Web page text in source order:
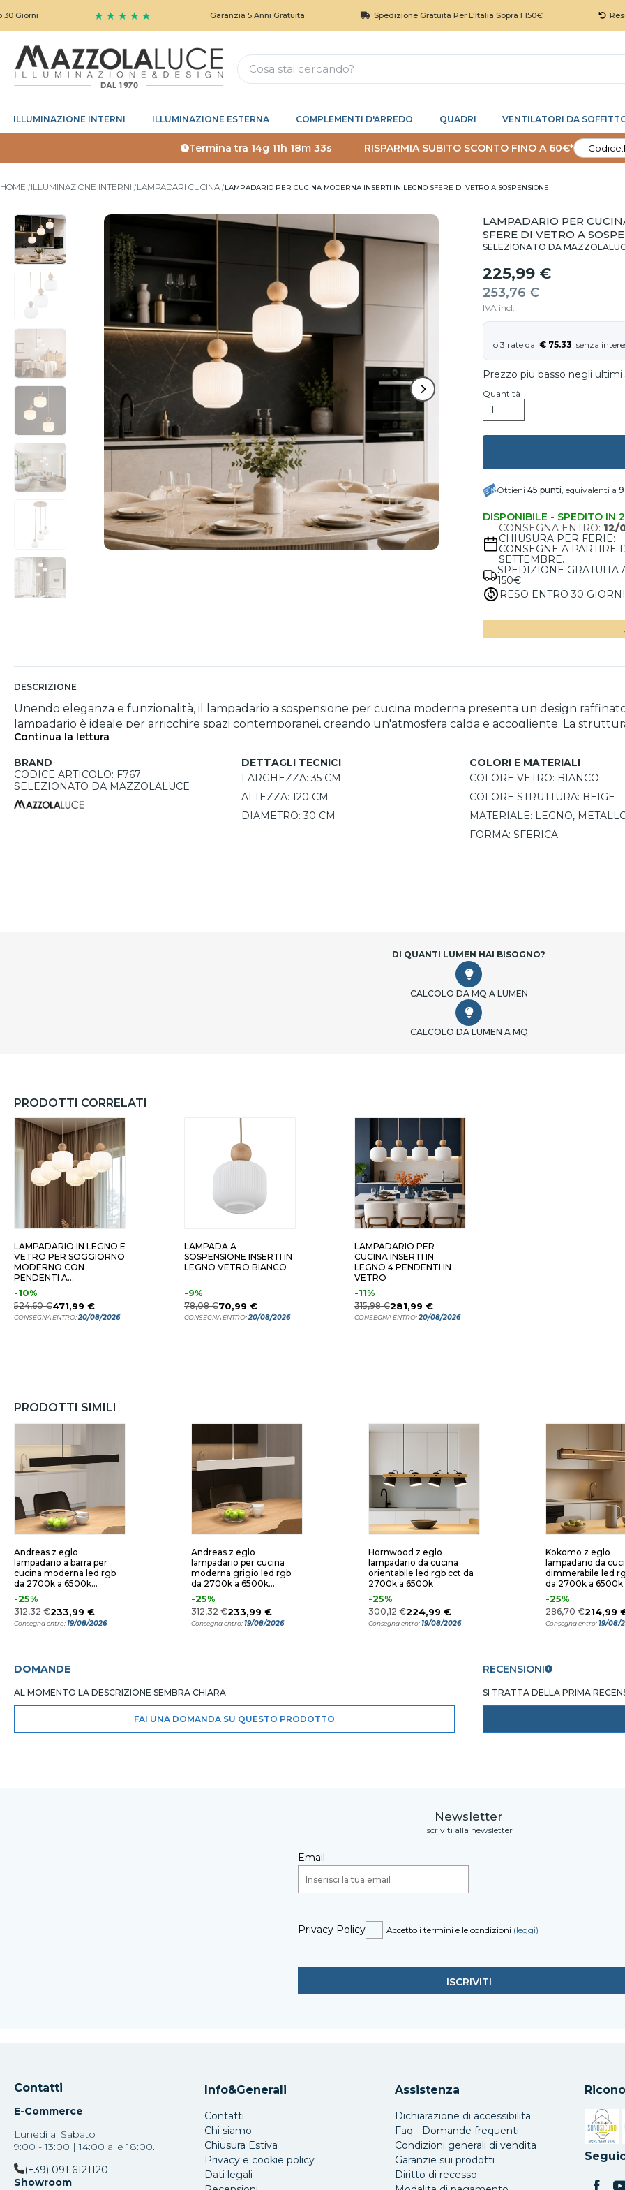
★ ★ ★ ★ ★ Garanzia 5 Anni Gratuita Spedizione Gratuita Per L'Italia Sopra I 150€ Reso 30 Giorni
ILLUMINAZIONE INTERNI ILLUMINAZIONE ESTERNA COMPLEMENTI D'ARREDO QUADRI VENTILATORI DA
Termina tra 14g 11h 18m 32s RISPARMIA SUBITO SCONTO FINO A 60€* Codice:
HOME ILLUMINAZIONE INTERNI LAMPADARI CUCINA LAMPADARIO PER CUCINA MODERNA INSERTI IN LEGNO SFERE DI VETRO A SOSPENSIONE
LAMPADARIO PER
SFERE DI VETRO A
SELEZIONATO DA
225,99 €
253,76 €
IVA incl.
€ 75.33
Prezzo piu basso negli
Quantità
Ottieni 45 punti, equivalenti a
DISPONIBILE - SPEDITO IN
CONSEGNA ENTRO: 12/
CHIUSURA PER FERIE:
CONSEGNE A PARTIRE
SETTEMBRE.
SPEDIZIONE GRATUITA
150€
RESO ENTRO 30 GIORNI
DESCRIZIONE
Unendo eleganza e funzionalità, il lampadario a sospensione per cucina moderna presenta un design
lampadario è ideale per arricchire spazi contemporanei, creando un'atmosfera calda e accogliente. La
metallo, e offre la versatilità di essere dimmerabile, a seconda delle lampadine utilizzate. Con tre sorgenti di
seconda delle necessità. Perfetto per cucine, sale da pranzo o aree living, questo lampadario è un elemento
Continua la lettura
BRAND
CODICE ARTICOLO: F767
SELEZIONATO DA MAZZOLALUCE
DETTAGLI TECNICI
LARGHEZZA: 35 CM
ALTEZZA: 120 CM
DIAMETRO: 30 CM
COLORI E MATERIALI
COLORE VETRO: BIANCO
COLORE STRUTTURA: BEIGE
MATERIALE: LEGNO,
FORMA: SFERICA
DI QUANTI LUMEN HAI BISOGNO?
CALCOLO DA MQ A LUMEN
CALCOLO DA LUMEN A MQ
PRODOTTI CORRELATI
LAMPADARIO IN LEGNO E
VETRO PER SOGGIORNO
MODERNO CON
PENDENTI A
SOSPENSIONE
-10%
524,60 €471,99 €
CONSEGNA ENTRO:20/08/2026
LAMPADA A
SOSPENSIONE INSERTI IN
LEGNO VETRO BIANCO
-9%
78,08 €70,99 €
CONSEGNA ENTRO:20/08/2026
LAMPADARIO PER
CUCINA INSERTI IN
LEGNO 4 PENDENTI IN
VETRO
-11%
315,98 €281,99 €
CONSEGNA ENTRO:20/08/2026
PRODOTTI SIMILI
Andreas z eglo
lampadario a barra per
cucina moderna led rgb
da 2700k a 6500k
controllo remoto app
-25%
312,32 €233,99 €
Consegna entro:19/08/2026
Andreas z eglo
lampadario per cucina
moderna grigio led rgb
da 2700k a 6500k
controllo remoto app
-25%
312,32 €233,99 €
Consegna entro:19/08/2026
Hornwood z eglo
lampadario da cucina
orientabile led rgb cct da
2700k a 6500k
-25%
300,12 €224,99 €
Consegna entro:19/08/2026
Kokomo z eglo
lampadario da
dimmerabile led
da 2700k a 6500k
-25%
286,70 €214,99
Consegna entro:19/08/
DOMANDE
AL MOMENTO LA DESCRIZIONE SEMBRA CHIARA
FAI UNA DOMANDA SU QUESTO PRODOTTO
RECENSIONI
SI TRATTA DELLA PRIMA
Newsletter
Iscriviti alla newsletter
Email
Privacy Policy Accetto i termini e le condizioni (leggi)
Contatti
E-Commerce
Lunedì al Sabato
9:00 - 13:00 | 14:00 alle 18:00.
(+39) 091 6121120
Showroom
Info&Generali
Contatti
Chi siamo
Chiusura Estiva
Privacy e cookie policy
Dati legali
Assistenza
Dichiarazione di accessibilita
Faq - Domande frequenti
Condizioni generali di vendita
Garanzie sui prodotti
Diritto di recesso
Si apre